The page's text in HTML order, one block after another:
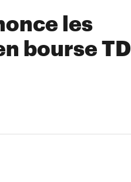
les
bourse TD